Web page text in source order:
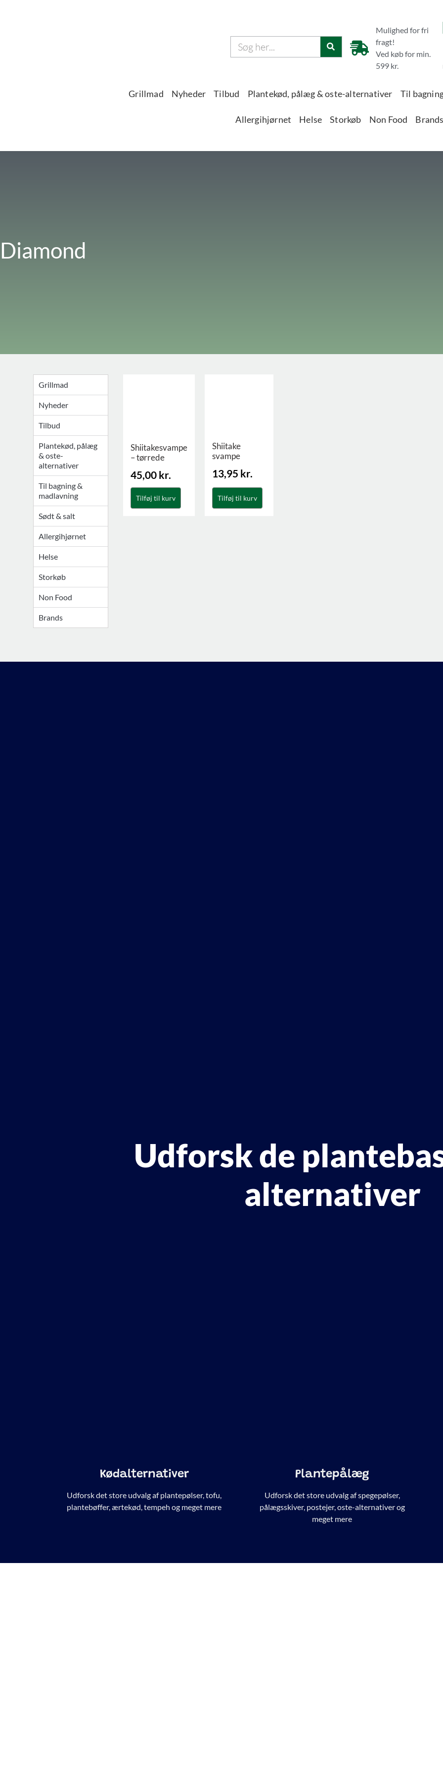
Mulighed for fri
fragt!
Ved køb for min.
599 kr.
Grillmad Nyheder Tilbud Plantekød, pålæg & oste-alternativer Til
Allergihjørnet Helse Storkøb Non Food Brands
Diamond
Grillmad
Nyheder
Tilbud
Plantekød, pålæg
& oste-
alternativer
Til bagning &
madlavning
Sødt & salt
Allergihjørnet
Helse
Storkøb
Non Food
Brands
Shiitakesvampe
– tørrede
45,00 kr.
Tilføj til kurv
Shiitake
svampe
13,95 kr.
Tilføj til kurv
Udforsk de
alternativer
Kødalternativer
Udforsk det store udvalg af plantepølser, tofu,
plantebøffer, ærtekød, tempeh og meget mere
Plantepålæg
Udforsk det store udvalg af spegepølser,
pålægsskiver, postejer, oste-alternativer og
meget mere